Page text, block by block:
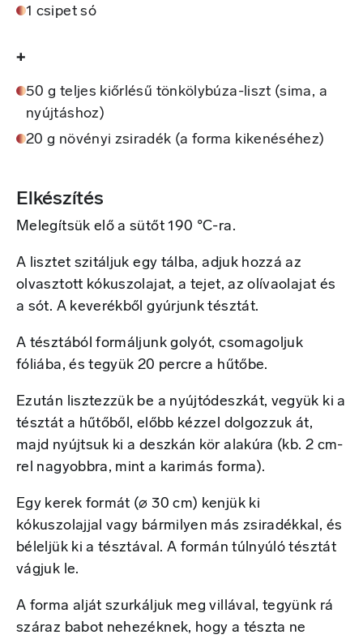
1 csipet só
+
50 g teljes kiőrlésű tönkölybúza-liszt (sima, a
nyújtáshoz)
20 g növényi zsiradék (a forma kikenéséhez)
Elkészítés
Melegítsük elő a sütőt 190 °C-ra.
A lisztet szitáljuk egy tálba, adjuk hozzá az
olvasztott kókuszolajat, a tejet, az olívaolajat és
a sót. A keverékből gyúrjunk tésztát.
A tésztából formáljunk golyót, csomagoljuk
fóliába, és tegyük 20 percre a hűtőbe.
Ezután lisztezzük be a nyújtódeszkát, vegyük ki a
tésztát a hűtőből, előbb kézzel dolgozzuk át,
majd nyújtsuk ki a deszkán kör alakúra (kb. 2 cm-
rel nagyobbra, mint a karimás forma).
Egy kerek formát (⌀ 30 cm) kenjük ki
kókuszolajjal vagy bármilyen más zsiradékkal, és
béleljük ki a tésztával. A formán túlnyúló tésztát
vágjuk le.
A forma alját szurkáljuk meg villával, tegyünk rá
száraz babot nehezéknek, hogy a tészta ne